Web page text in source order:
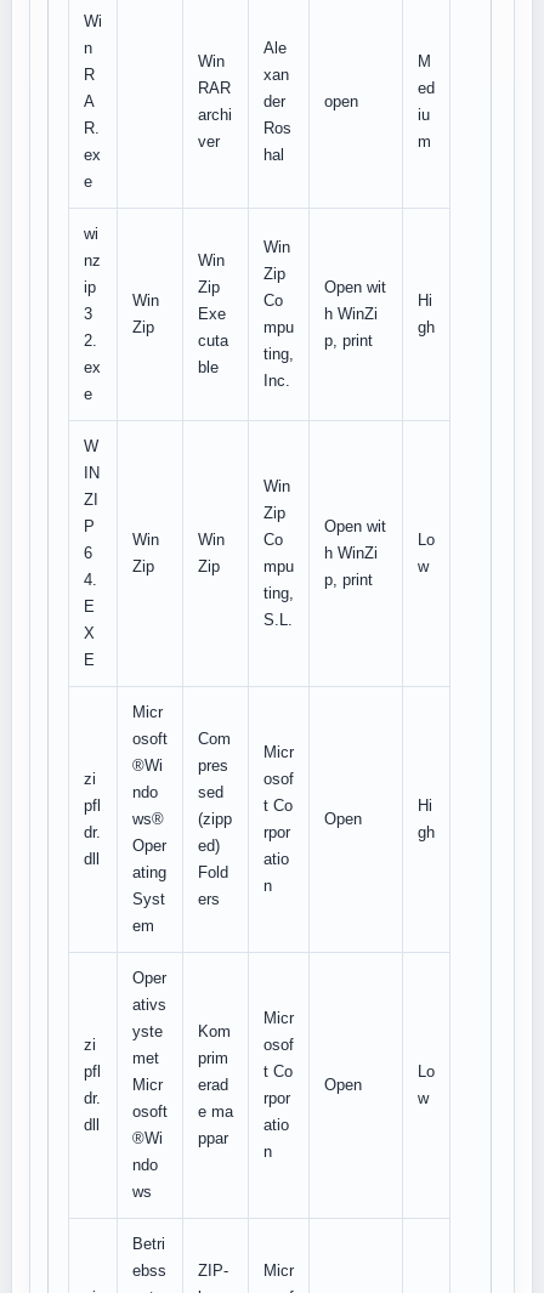
Wi
n
R
A
R.
ex
e
Win
RAR
archi
ver
Ale
xan
der
Ros
hal
open
M
ed
iu
m
wi
nz
ip
3
2.
ex
e
Win
Zip
Win
Zip
Exe
cuta
ble
Win
Zip
Co
mpu
ting,
Inc.
Open wit
h WinZi
p, print
Hi
gh
W
IN
ZI
P
6
4.
E
X
E
Win
Zip
Win
Zip
Win
Zip
Co
mpu
ting,
S.L.
Open wit
h WinZi
p, print
Lo
w
zi
pfl
dr.
dll
Micr
osoft
®Wi
ndo
ws®
Oper
ating
Syst
em
Com
pres
sed
(zipp
ed)
Fold
ers
Micr
osof
t Co
rpor
atio
n
Open
Hi
gh
zi
pfl
dr.
dll
Oper
ativs
yste
met
Micr
osoft
®Wi
ndo
ws
Kom
prim
erad
e ma
ppar
Micr
osof
t Co
rpor
atio
n
Open
Lo
w
Betri
ebss
ZIP-
Micr